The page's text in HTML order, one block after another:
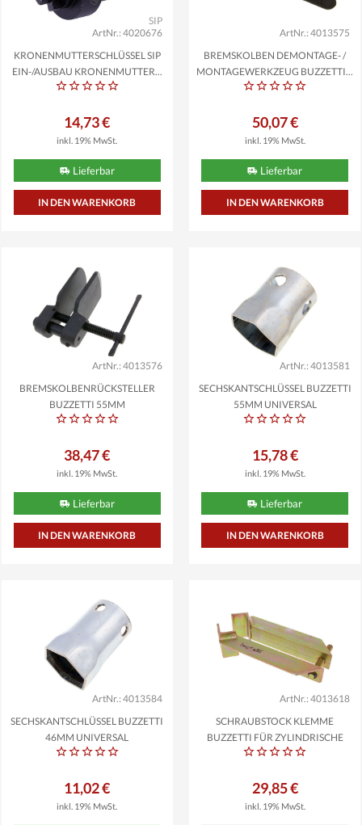
ArtNr.: 4020676
SIP
KRONENMUTTERSCHLÜSSEL SIP
EIN-/AUSBAU KRONENMUTTER...
14,73 €
inkl. 19% MwSt.
Lieferbar
ArtNr.: 4013575
BREMSKOLBEN DEMONTAGE- /
MONTAGEWERKZEUG BUZZETTI...
50,07 €
inkl. 19% MwSt.
Lieferbar
ArtNr.: 4013576
BREMSKOLBENRÜCKSTELLER
BUZZETTI 55MM
38,47 €
inkl. 19% MwSt.
Lieferbar
ArtNr.: 4013581
SECHSKANTSCHLÜSSEL BUZZETTI
55MM UNIVERSAL
15,78 €
inkl. 19% MwSt.
Lieferbar
ArtNr.: 4013584
SECHSKANTSCHLÜSSEL BUZZETTI
46MM UNIVERSAL
11,02 €
inkl. 19% MwSt.
ArtNr.: 4013618
SCHRAUBSTOCK KLEMME
BUZZETTI FÜR ZYLINDRISCHE
TEILE...
29,85 €
inkl. 19% MwSt.